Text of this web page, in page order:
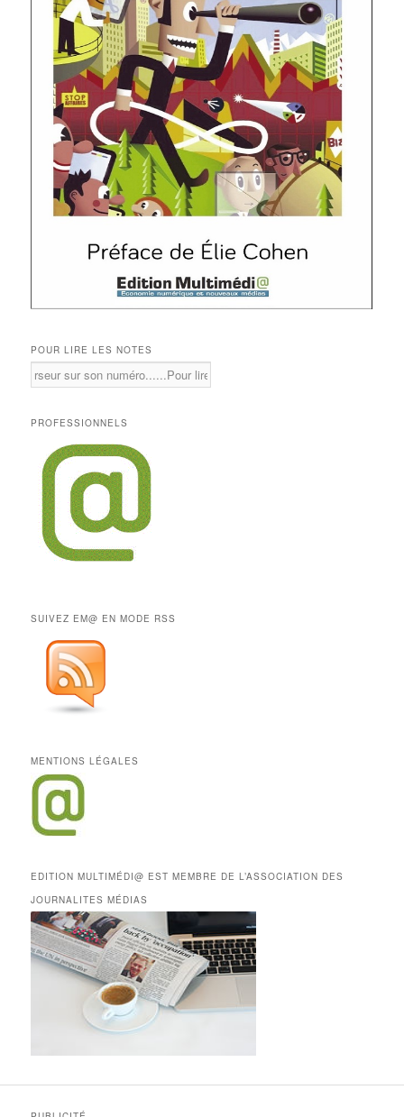
POUR LIRE LES NOTES
PROFESSIONNELS
SUIVEZ EM@ EN MODE RSS
MENTIONS LÉGALES
EDITION MULTIMÉDI@ EST MEMBRE DE L’ASSOCIATION DES
JOURNALITES MÉDIAS